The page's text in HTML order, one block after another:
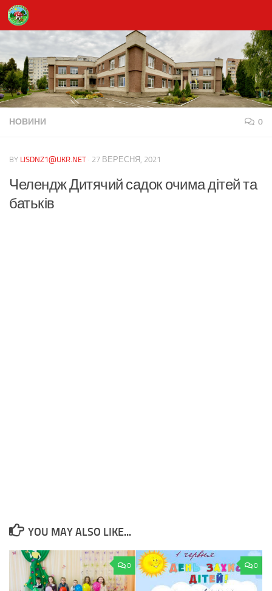
Skip to content
НОВИНИ 0
BY LISDNZ1@UKR.NET · 27 ВЕРЕСНЯ, 2021
Челендж Дитячий садок очима дітей та
батьків
YOU MAY ALSO LIKE...
0 0